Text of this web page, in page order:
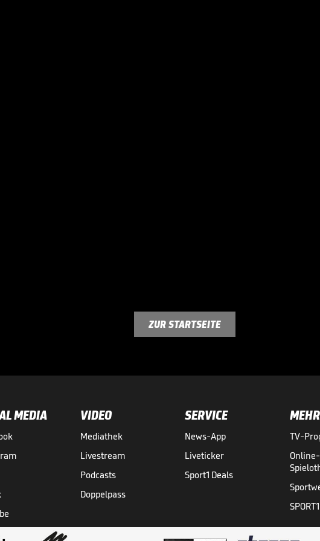
ZUR STARTSEITE
MEDIA VIDEO
Mediathek
Livestream
Podcasts
Doppelpass
SERVICE
News-App
Liveticker
Sport1 Deals
MEHR
TV-